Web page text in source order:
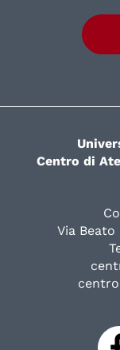
Centro di
Via Beato